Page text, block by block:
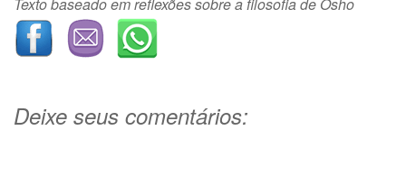
Deixe seus comentários: